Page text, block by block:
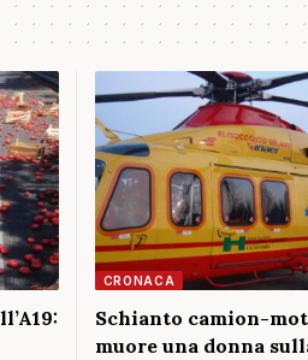
CRONACA
Schianto camion-
muore una donna